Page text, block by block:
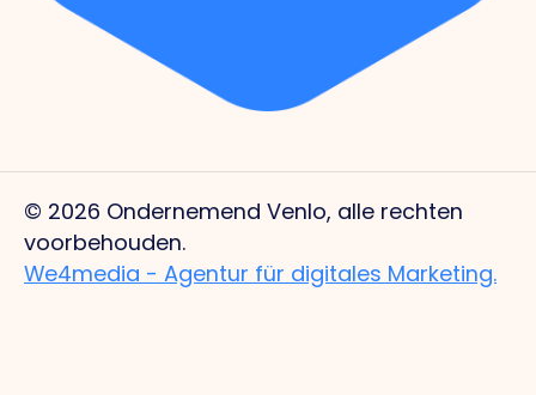
© 2026 Ondernemend Venlo, alle rechten
voorbehouden.
We4media - Agentur für digitales Marketing.